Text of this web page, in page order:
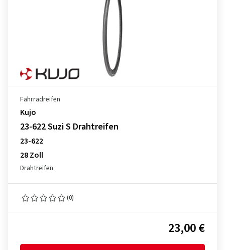
Fahrradreifen
Kujo
23-622 Suzi S Drahtreifen
23-622
28 Zoll
Drahtreifen
(0)
23,00 €